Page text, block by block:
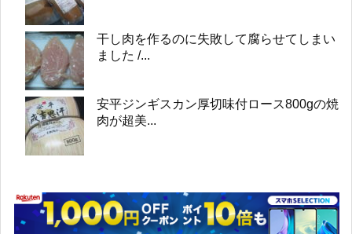
干し肉を作るのに失敗して腐らせてしまい
ました /...
安平ジンギスカン厚切味付ロース800gの焼
肉が超美...